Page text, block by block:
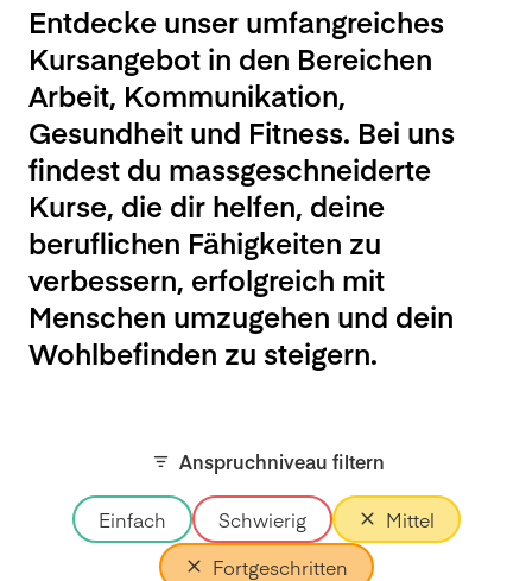
Entdecke unser umfangreiches
Kursangebot in den Bereichen
Arbeit, Kommunikation,
Gesundheit und Fitness. Bei uns
findest du massgeschneiderte
Kurse, die dir helfen, deine
beruflichen Fähigkeiten zu
verbessern, erfolgreich mit
Menschen umzugehen und dein
Wohlbefinden zu steigern.
Anspruchniveau filtern
Einfach Schwierig
Mittel
Fortgeschritten